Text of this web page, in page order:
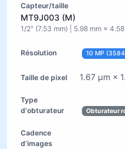
MT9J003 (M)
1/2" (7.53 mm) | 5.98 mm ×
10 MP
1.67 µm ×
Obturateur